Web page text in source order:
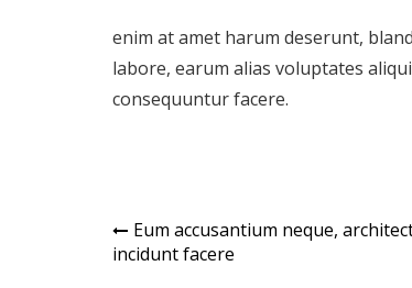
enim at amet harum deserunt,
labore, earum alias voluptates
consequuntur facere.
Navegação
de
Eum accusantium neque,
incidunt facere